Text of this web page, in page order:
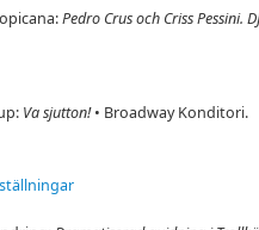
Pedro Crus och Criss Pessini.
Va sjutton!• Broadway Konditori.